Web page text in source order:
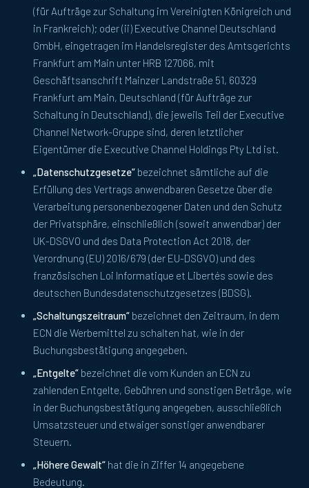
(für Aufträge zur Schaltung im Vereinigten Königreich und
in Frankreich); oder (ii) Executive Channel Deutschland
GmbH, eingetragen im Handelsregister des Amtsgerichts
Frankfurt am Main unter HRB 127066, mit
Geschäftsanschrift Mainzer Landstraße 51, 60329
Frankfurt am Main, Deutschland (für Aufträge zur
Schaltung in Deutschland), die jeweils Teil der Executive
Channel Network-Gruppe sind, deren letztlicher
Eigentümer die Executive Channel Holdings Pty Ltd ist.
„Datenschutzgesetze“ bezeichnet sämtliche auf die
Erfüllung des Vertrags anwendbaren Gesetze über die
Verarbeitung personenbezogener Daten und den Schutz
der Privatsphäre, einschließlich (soweit anwendbar) der
UK-DSGVO und des Data Protection Act 2018, der
Verordnung (EU) 2016/679 (der EU-DSGVO) und des
französischen Loi Informatique et Libertés sowie des
deutschen Bundesdatenschutzgesetzes (BDSG).
„Schaltungszeitraum“ bezeichnet den Zeitraum, in dem
ECN die Werbemittel zu schalten hat, wie in der
Buchungsbestätigung angegeben.
„Entgelte“ bezeichnet die vom Kunden an ECN zu
zahlenden Entgelte, Gebühren und sonstigen Beträge, wie
in der Buchungsbestätigung angegeben, ausschließlich
Umsatzsteuer und etwaiger sonstiger anwendbarer
Steuern.
„Höhere Gewalt“ hat die in Ziffer 14 angegebene
Bedeutung.